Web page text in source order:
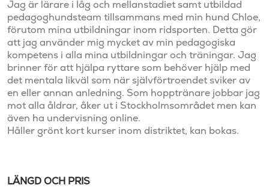
Jag är lärare i låg och mellanstadiet samt utbildad
pedagoghundsteam tillsammans med min hund Chloe,
förutom mina utbildningar inom ridsporten. Detta gör
att jag använder mig mycket av min pedagogiska
kompetens i alla mina utbildningar och träningar. Jag
brinner för att hjälpa ryttare som behöver hjälp med
det mentala likväl som när självförtroendet sviker av
en eller annan anledning. Som hopptränare jobbar jag
mot alla åldrar, åker ut i Stockholmsområdet men kan
även ha undervisning online.
Håller grönt kort kurser inom distriktet, kan bokas.
LÄNGD OCH PRIS